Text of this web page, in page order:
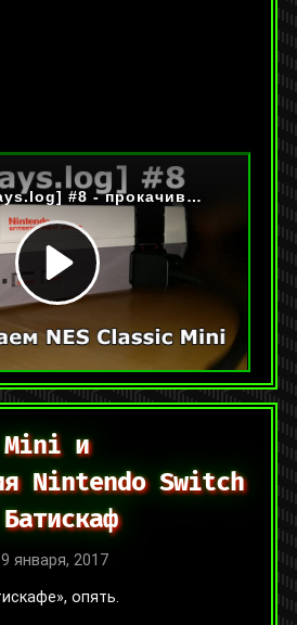
youtu.be/ApHI_hPv2z4
Видео Метки:
,видеоигры реверс-инжиниринг
Mini и
Nintendo Switch
января, 2017
опять.